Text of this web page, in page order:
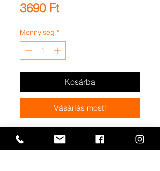
3690 FtÁr
Mennyiség *
Kosárba
Vásárlás most!
Premium Magmix - Coated
Peanuts, Grilled Pistachios,